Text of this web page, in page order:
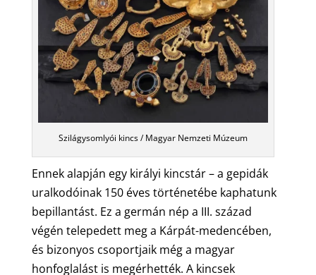
Szilágysomlyói kincs / Magyar Nemzeti Múzeum
Ennek alapján egy királyi kincstár – a gepidák
uralkodóinak 150 éves történetébe kaphatunk
bepillantást. Ez a germán nép a III. század
végén telepedett meg a Kárpát-medencében,
és bizonyos csoportjaik még a magyar
honfoglalást is megérhették. A kincsek